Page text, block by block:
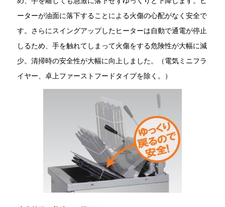
ーターが油面に落下することによる火傷の心配がなく安全で
す。さらにスイングアップしたヒーターは自動で通電が停止
しるため、手を触れてしまって火傷をする危険性が大幅に減
少。清掃時の安全性が大幅に向上しました。（電気ミニフラ
イヤー、卓上ファーストフードタイプを除く。）